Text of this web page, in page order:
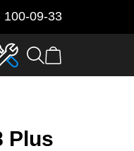
100-09-33
Plus